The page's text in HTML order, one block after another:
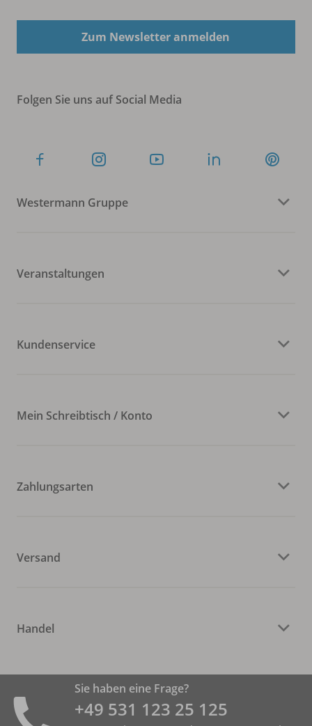
Zum Newsletter anmelden
Folgen Sie uns auf Social Media
Westermann Gruppe
Veranstaltungen
Kundenservice
Mein Schreibtisch / Konto
Zahlungsarten
Versand
Handel
Sie haben eine Frage?
+49 531 ­123 25 125